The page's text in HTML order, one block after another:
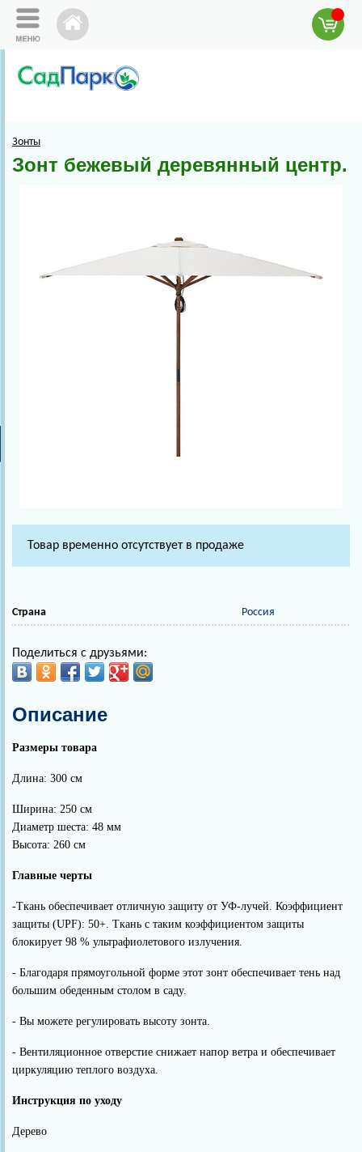
Зонты
Зонт бежевый деревянный центр.
Товар временно отсутствует в продаже
Страна Россия
Поделиться с друзьями:
Описание
Размеры товара
Длина: 300 см
Ширина: 250 см
Диаметр шеста: 48 мм
Высота: 260 см
Главные черты
-Ткань обеспечивает отличную защиту от УФ-лучей. Коэффициент
защиты (UPF): 50+. Ткань с таким коэффициентом защиты
блокирует 98 % ультрафиолетового излучения.
- Благодаря прямоугольной форме этот зонт обеспечивает тень над
большим обеденным столом в саду.
- Вы можете регулировать высоту зонта.
- Вентиляционное отверстие снижает напор ветра и обеспечивает
циркуляцию теплого воздуха.
Инструкция по уходу
Дерево